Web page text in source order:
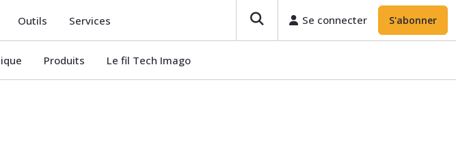
Outils Services Se connecter S'abonner
Produits Le fil Tech Imago